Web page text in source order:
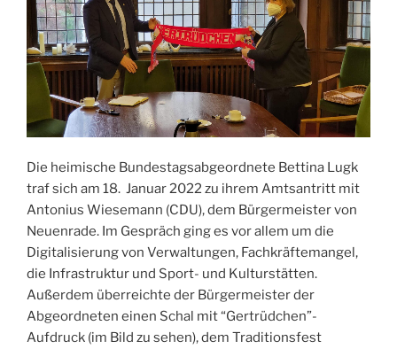
Die heimische Bundestagsabgeordnete Bettina Lugk
traf sich am 18. Januar 2022 zu ihrem Amtsantritt mit
Antonius Wiesemann (CDU), dem Bürgermeister von
Neuenrade. Im Gespräch ging es vor allem um die
Digitalisierung von Verwaltungen, Fachkräftemangel,
die Infrastruktur und Sport- und Kulturstätten.
Außerdem überreichte der Bürgermeister der
Abgeordneten einen Schal mit “Gertrüdchen”-
Aufdruck (im Bild zu sehen), dem Traditionsfest